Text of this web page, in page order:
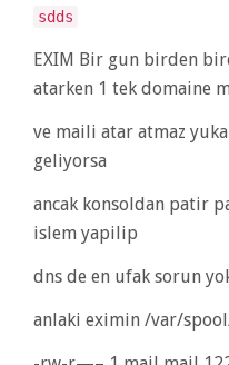
sdds
EXIM Bir gun birden
atarken 1 tek domaine
ve maili atar atmaz
geliyorsa
ancak konsoldan patir
islem yapilip
dns de en ufak sorun
anlaki eximin /var/